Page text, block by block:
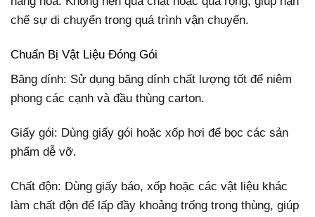
chế sự di chuyển trong quá trình vận chuyển.
Chuẩn Bị Vật Liệu Đóng Gói
Băng dính: Sử dụng băng dính chất lượng tốt để niêm
phong các cạnh và đầu thùng carton.
Giấy gói: Dùng giấy gói hoặc xốp hơi để bọc các sản
phẩm dễ vỡ.
Chất độn: Dùng giấy báo, xốp hoặc các vật liệu khác
làm chất độn để lấp đầy khoảng trống trong thùng, giúp